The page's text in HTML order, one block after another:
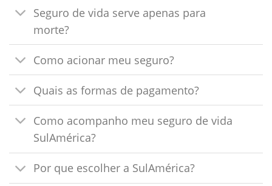
Seguro de vida serve apenas para
morte?
Como acionar meu seguro?
Quais as formas de pagamento?
Como acompanho meu seguro de vida
SulAmérica?
Por que escolher a SulAmérica?